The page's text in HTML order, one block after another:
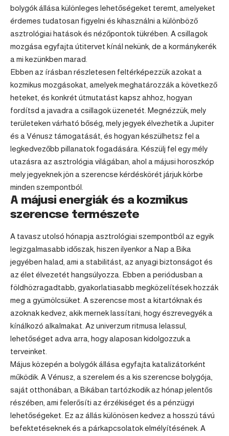
bolygók állása különleges lehetőségeket teremt, amelyeket
érdemes tudatosan figyelni és kihasználni a különböző
asztrológiai hatások és nézőpontok tükrében. A csillagok
mozgása egyfajta útitervet kínál nekünk, de a kormánykerék
a mi kezünkben marad.
Ebben az írásban részletesen feltérképezzük azokat a
kozmikus mozgásokat, amelyek meghatározzák a következő
heteket, és konkrét útmutatást kapsz ahhoz, hogyan
fordítsd a javadra a csillagok üzenetét. Megnézzük, mely
területeken várható bőség, mely jegyek élvezhetik a Jupiter
és a Vénusz támogatását, és hogyan készülhetsz fel a
legkedvezőbb pillanatok fogadására. Készülj fel egy mély
utazásra az asztrológia világában, ahol a májusi horoszkóp
mely jegyeknek jön a szerencse kérdéskörét járjuk körbe
minden szempontból.
A májusi energiák és a kozmikus
szerencse természete
A tavasz utolsó hónapja asztrológiai szempontból az egyik
legizgalmasabb időszak, hiszen ilyenkor a Nap a Bika
jegyében halad, ami a stabilitást, az anyagi biztonságot és
az élet élvezetét hangsúlyozza. Ebben a periódusban a
földhözragadtabb, gyakorlatiasabb megközelítések hozzák
meg a gyümölcsüket. A szerencse most a kitartóknak és
azoknak kedvez, akik mernek lassítani, hogy észrevegyék a
kínálkozó alkalmakat. Az univerzum ritmusa lelassul,
lehetőséget adva arra, hogy alaposan kidolgozzuk a
terveinket.
Május közepén a bolygók állása egyfajta katalizátorként
működik. A Vénusz, a szerelem és a kis szerencse bolygója,
saját otthonában, a Bikában tartózkodik az hónap jelentős
részében, ami felerősíti az érzékiséget és a pénzügyi
lehetőségeket. Ez az állás különösen kedvez a hosszú távú
befektetéseknek és a párkapcsolatok elmélyítésének. A